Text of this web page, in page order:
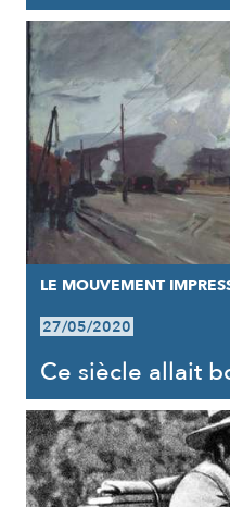
LE MOUVEMENT
27/05/2020
Ce siècle allait